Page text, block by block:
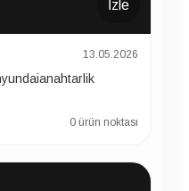
İzle
13.05.2026
0 ürün noktası